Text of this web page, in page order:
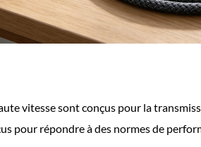
vitesse sont conçus pour la
pour répondre à des normes de